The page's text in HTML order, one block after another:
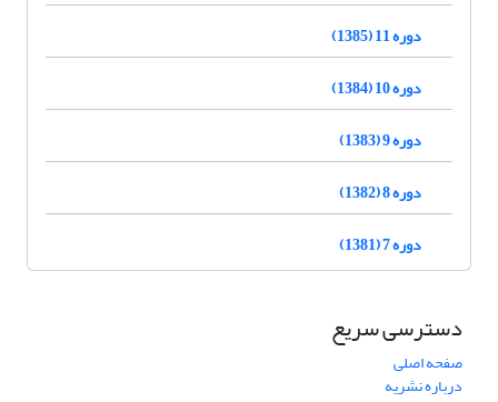
دوره 11 (1385)
دوره 10 (1384)
دوره 9 (1383)
دوره 8 (1382)
دوره 7 (1381)
دسترسی سریع
صفحه اصلی
درباره نشریه